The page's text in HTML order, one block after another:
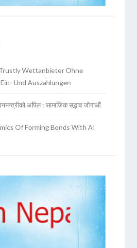
Wettanbieter Ohne
Und Auszahlungen
अपिल : सामाजिक सद्भाव जोगाऔं
Of Forming Bonds With AI